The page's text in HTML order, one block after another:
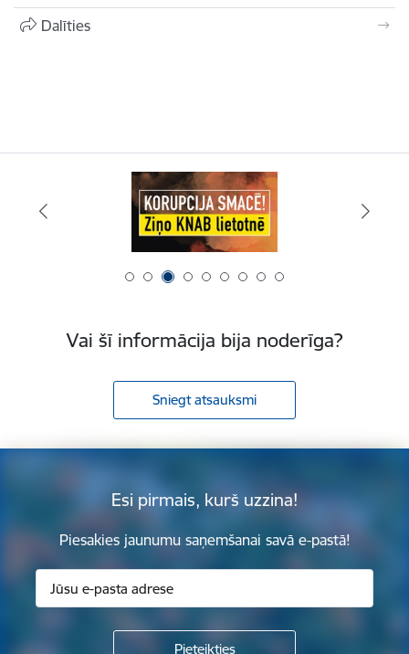
Dalīties
Vai šī informācija bija noderīga?
Sniegt atsauksmi
Esi pirmais, kurš uzzina!
Piesakies jaunumu saņemšanai savā e-pastā!